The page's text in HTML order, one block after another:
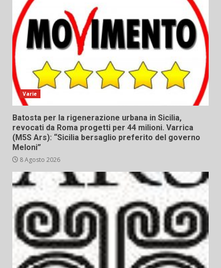
Varie
Batosta per la rigenerazione urbana in Sicilia,
revocati da Roma progetti per 44 milioni. Varrica
(M5S Ars): “Sicilia bersaglio preferito del governo
Meloni”
8 Agosto 2026